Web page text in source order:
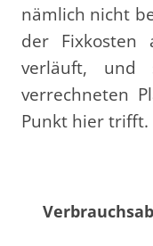
nämlich nicht
der Fixkosten
verläuft,
verrechneten
Punkt hier trifft.